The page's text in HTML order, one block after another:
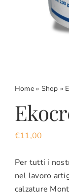
CARRELLO
Home» Shop »
€11,00
Per tutti i
nel lavoro
calzature